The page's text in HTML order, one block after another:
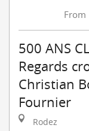
From
500 ANS
Regards
Christian
Fournier
Rodez